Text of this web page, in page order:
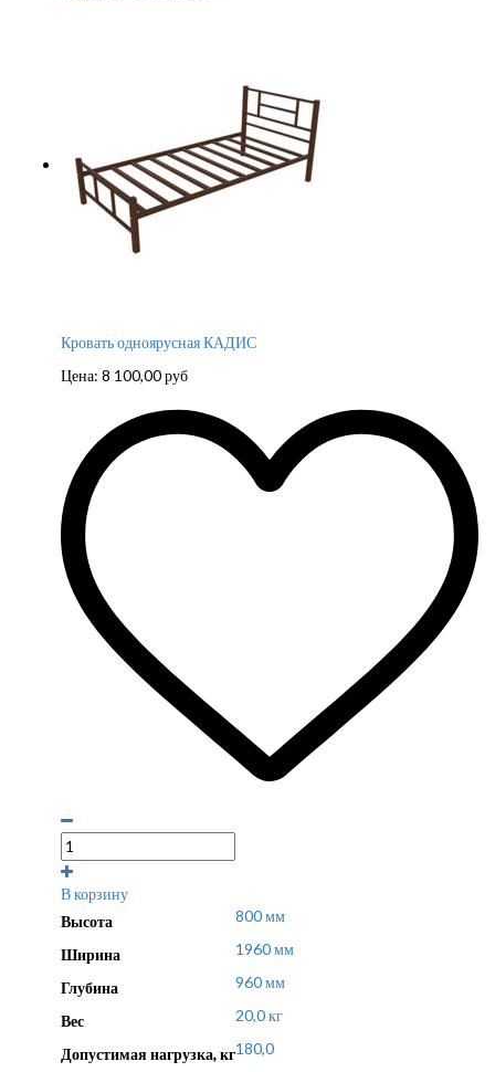
Кровать одноярусная КАДИС
Цена: 8 100,00руб
В корзину
Высота
800 мм
Ширина 1960 мм
Глубина 960 мм
Вес 20,0 кг
Допустимая нагрузка, кг180,0